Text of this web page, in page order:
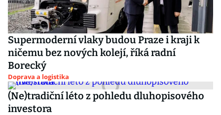
Supermoderní vlaky budou Praze i kraji k
ničemu bez nových kolejí, říká radní
Borecký
Doprava a logistika
(Ne)tradiční léto z pohledu dluhopisového
investora